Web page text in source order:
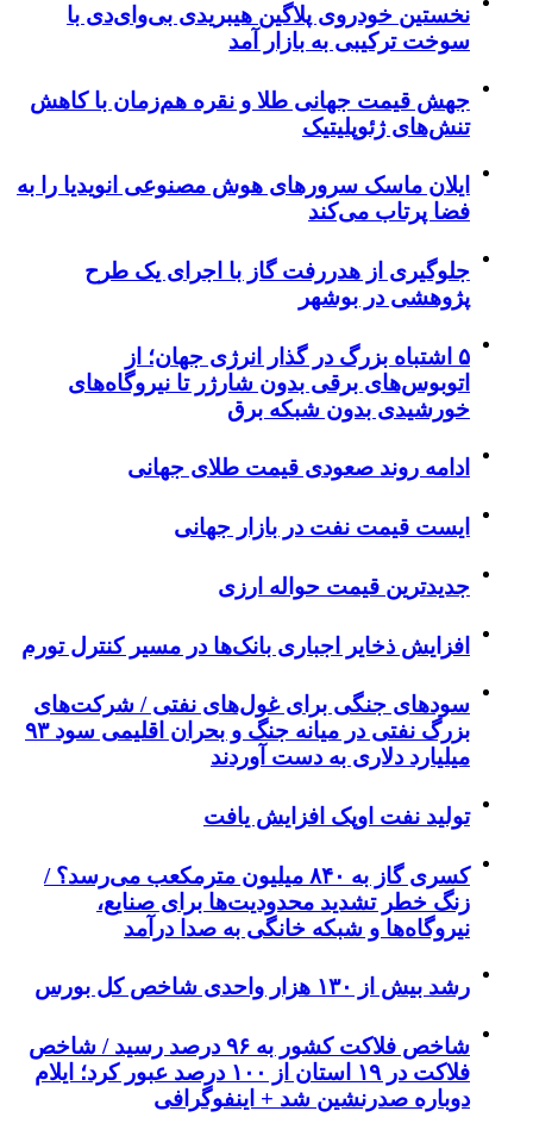
نخستین خودروی پلاگین هیبریدی بی‌وای‌دی با
سوخت ترکیبی به بازار آمد
جهش قیمت جهانی طلا و نقره هم‌زمان با کاهش
تنش‌های ژئوپلیتیک
ایلان ماسک سرورهای هوش مصنوعی انویدیا را به
فضا پرتاب می‌کند
جلوگیری از هدررفت گاز با اجرای یک طرح
پژوهشی در بوشهر
۵ اشتباه بزرگ در گذار انرژی جهان؛ از
اتوبوس‌های برقی بدون شارژر تا نیروگاه‌های
خورشیدی بدون شبکه برق
ادامه روند صعودی قیمت طلای جهانی
ایست قیمت نفت در بازار جهانی
جدیدترین قیمت حواله ارزی
افزایش ذخایر اجباری بانک‌ها در مسیر کنترل تورم
سودهای جنگی برای غول‌های نفتی / شرکت‌های
بزرگ نفتی در میانه جنگ و بحران اقلیمی سود ۹۳
میلیارد دلاری به دست آوردند
تولید نفت اوپک افزایش یافت
کسری گاز به ۸۴۰ میلیون مترمکعب می‌رسد؟ /
زنگ خطر تشدید محدودیت‌ها برای صنایع،
نیروگاه‌ها و شبکه خانگی به صدا درآمد
رشد بیش از ۱۳۰ هزار واحدی شاخص کل بورس
شاخص فلاکت کشور به ۹۶ درصد رسید / شاخص
فلاکت در ۱۹ استان از ۱۰۰ درصد عبور کرد؛ ایلام
دوباره صدرنشین شد + اینفوگرافی